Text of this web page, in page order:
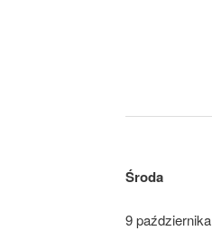
Środa
9 października